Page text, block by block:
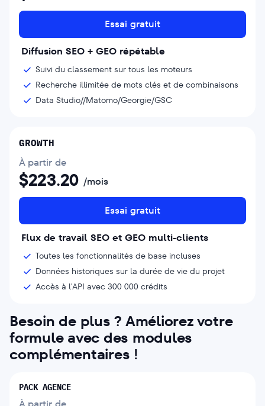
Essai gratuit
Diffusion SEO + GEO répétable
Suivi du classement sur tous les moteurs
Recherche illimitée de mots clés et de combinaisons
Data Studio//Matomo/Georgie/GSC
GROWTH
À partir de
$223.20 /mois
Essai gratuit
Flux de travail SEO et GEO multi-clients
Toutes les fonctionnalités de base incluses
Données historiques sur la durée de vie du projet
Accès à l'API avec 300 000 crédits
Besoin de plus ? Améliorez votre
formule avec des modules
complémentaires !
PACK AGENCE